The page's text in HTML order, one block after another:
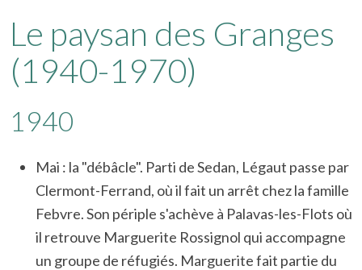
Le paysan des Granges
(1940-1970)
1940
Mai : la "débâcle". Parti de Sedan, Légaut passe par
Clermont-Ferrand, où il fait un arrêt chez la famille
Febvre. Son périple s'achève à Palavas-les-Flots où
il retrouve Marguerite Rossignol qui accompagne
un groupe de réfugiés. Marguerite fait partie du